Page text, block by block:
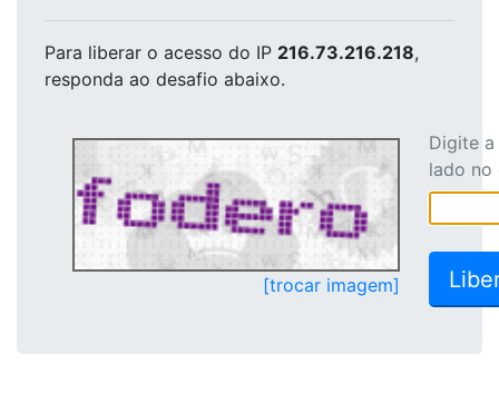
Para liberar o acesso do IP 216.73.216.218,
responda ao desafio abaixo.
[trocar imagem]
Digite
lado no